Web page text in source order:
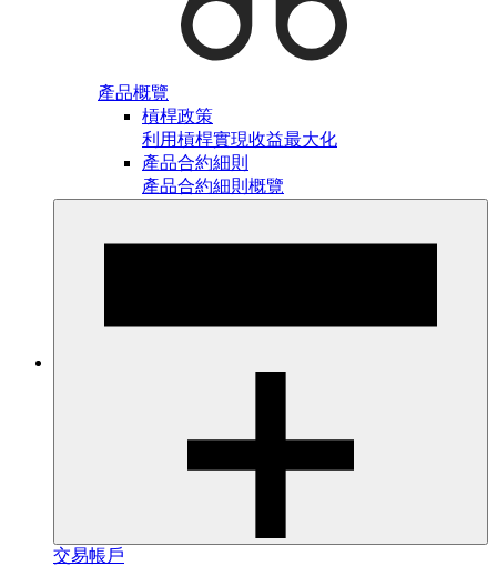
產品概覽
槓桿政策
利用槓桿實現收益最大化
產品合約細則
產品合約細則概覽
交易帳戶